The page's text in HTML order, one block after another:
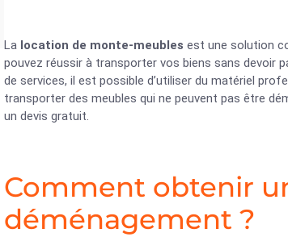
La location de monte-meubles est une solution
pouvez réussir à transporter vos biens sans devoir
de services, il est possible d’utiliser du matériel
transporter des meubles qui ne peuvent pas être
un devis gratuit.
Comment obtenir
déménagement ?